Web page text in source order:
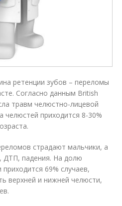
ретенции зубов – переломы
Согласно данным British
травм челюстно-лицевой
приходится 8-30%
страдают мальчики, а
ДТП, падения. На долю
69% случаев,
верхней и нижней челюсти,